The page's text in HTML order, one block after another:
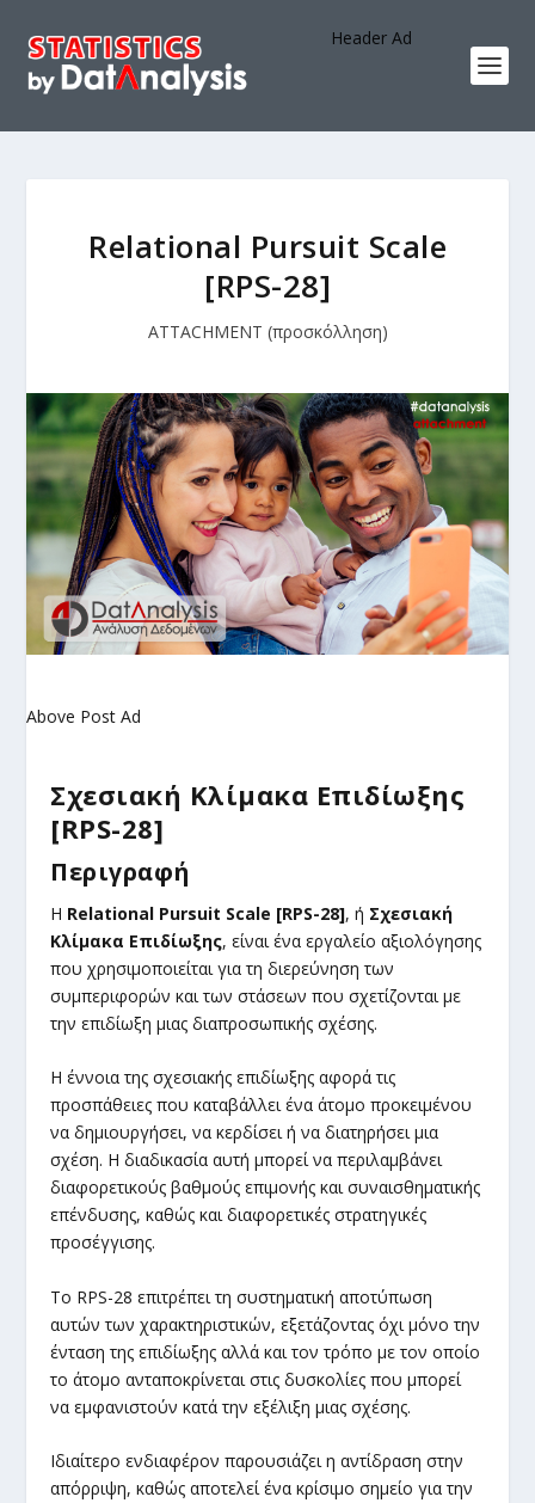
Header Ad
Relational Pursuit Scale
[RPS-28]
ATTACHMENT (προσκόλληση)
Above Post Ad
Σχεσιακή Κλίμακα Επιδίωξης
[RPS-28]
Περιγραφή
Η Relational Pursuit Scale [RPS-28], ή Σχεσιακή
Κλίμακα Επιδίωξης, είναι ένα εργαλείο αξιολόγησης
που χρησιμοποιείται για τη διερεύνηση των
συμπεριφορών και των στάσεων που σχετίζονται με
την επιδίωξη μιας διαπροσωπικής σχέσης.
Η έννοια της σχεσιακής επιδίωξης αφορά τις
προσπάθειες που καταβάλλει ένα άτομο προκειμένου
να δημιουργήσει, να κερδίσει ή να διατηρήσει μια
σχέση. Η διαδικασία αυτή μπορεί να περιλαμβάνει
διαφορετικούς βαθμούς επιμονής και συναισθηματικής
επένδυσης, καθώς και διαφορετικές στρατηγικές
προσέγγισης.
Το RPS-28 επιτρέπει τη συστηματική αποτύπωση
αυτών των χαρακτηριστικών, εξετάζοντας όχι μόνο την
ένταση της επιδίωξης αλλά και τον τρόπο με τον οποίο
το άτομο ανταποκρίνεται στις δυσκολίες που μπορεί
να εμφανιστούν κατά την εξέλιξη μιας σχέσης.
Ιδιαίτερο ενδιαφέρον παρουσιάζει η αντίδραση στην
απόρριψη, καθώς αποτελεί ένα κρίσιμο σημείο για την